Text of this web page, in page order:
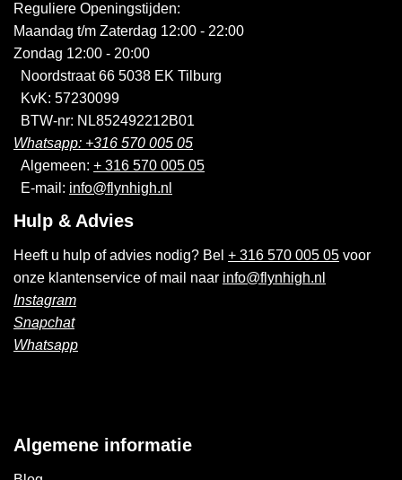
Reguliere Openingstijden:
Maandag t/m Zaterdag 12:00 - 22:00
Zondag 12:00 - 20:00
Noordstraat 66 5038 EK Tilburg
KvK: 57230099
BTW-nr: NL852492212B01
Whatsapp: +316 570 005 05
Algemeen: + 316 570 005 05
E-mail: info@flynhigh.nl
Hulp & Advies
Heeft u hulp of advies nodig? Bel + 316 570 005 05 voor
onze klantenservice of mail naar info@flynhigh.nl
Instagram
Snapchat
Whatsapp
Algemene informatie